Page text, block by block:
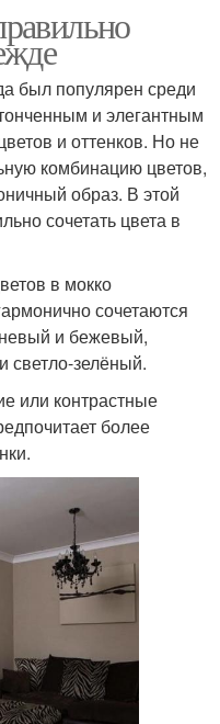
был популярен среди
и элегантным
и оттенков. Но не
комбинацию цветов,
образ. В этой
сочетать цвета в
в мокко
сочетаются
и бежевый,
светло-зелёный.
или контрастные
более